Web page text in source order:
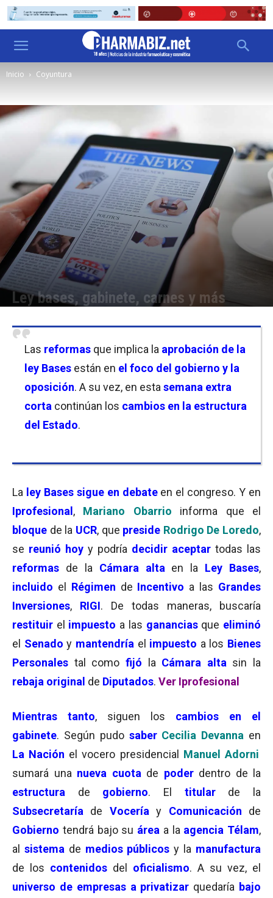
Inicio Coyuntura
Ley bases, gabinete, carnes y más
Las reformas que implica la aprobación de la
ley Bases están en el foco del gobierno y la
oposición. A su vez, en esta semana extra
corta continúan los cambios en la estructura
del Estado.
La ley Bases sigue en debate en el congreso. Y en
Iprofesional , Mariano Obarrio
informa que el
bloque de la UCR, que preside Rodrigo De Loredo,
se reunió hoy y podría decidir aceptar todas las
reformas de la Cámara alta en la Ley Bases,
incluido el Régimen de Incentivo a las Grandes
Inversiones, RIGI. De todas maneras, buscaría
restituir el impuesto a las ganancias que eliminó
el Senado y mantendría el impuesto a los Bienes
Personales tal como fijó la Cámara alta sin la
rebaja original de Diputados. Ver Iprofesional
Mientras tanto, siguen los cambios en el
gabinete. Según pudo saber Cecilia Devanna en
La Nación el vocero presidencial Manuel Adorni
sumará una nueva cuota de poder dentro de la
estructura de gobierno. El titular
de la
Subsecretaría
de Vocería y Comunicación
de
Gobierno tendrá bajo su área a la agencia Télam,
al sistema de medios públicos y la manufactura
de los contenidos del oficialismo. A su vez, el
universo de empresas a privatizar quedaría bajo